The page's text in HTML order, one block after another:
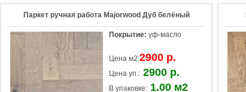
Паркет ручная работа Majorwood Дуб белёный
Покрытие: уф-масло
Цена м2:2900 р.
Цена уп.: 2900 р.
В упаковке: 1.00 м2